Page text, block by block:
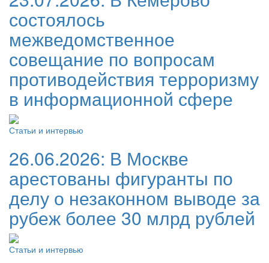
состоялось
межведомственное
совещание по вопросам
противодействия терроризму
в информационной сфере
Статьи и интервью
26.06.2026: В Москве
арестованы фигуранты по
делу о незаконном выводе за
рубеж более 30 млрд рублей
Статьи и интервью